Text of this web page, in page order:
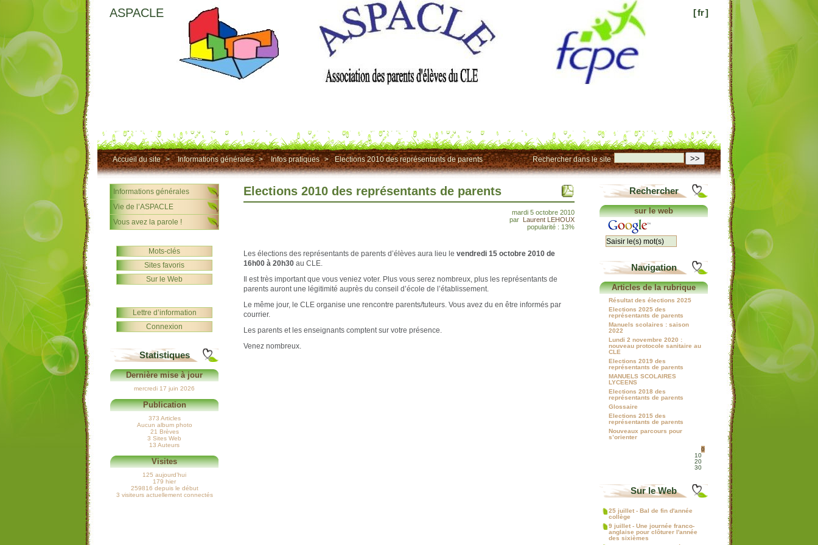
[fr]
ASPACLE
>>
Rechercher dans le site
Accueil du site > Informations générales > Infos pratiques > Elections 2010 des représentants de parents
Elections 2010 des représentants de parents
mardi 5 octobre 2010
par Laurent LEHOUX
popularité : 13%
Les élections des représentants de parents d’élèves aura lieu le vendredi 15 octobre 2010 de
16h00 à 20h30 au CLE.
Il est très important que vous veniez voter. Plus vous serez nombreux, plus les représentants de
parents auront une légitimité auprès du conseil d’école de l’établissement.
Le même jour, le CLE organise une rencontre parents/tuteurs. Vous avez du en être informés par
courrier.
Les parents et les enseignants comptent sur votre présence.
Venez nombreux.
Informations générales
Vie de l’ASPACLE
Vous avez la parole !
Mots-clés
Sites favoris
Sur le Web
Lettre d’information
Connexion
Statistiques
Dernière mise à jour
mercredi 17 juin 2026
Publication
373 Articles
Aucun album photo
21 Brèves
3 Sites Web
13 Auteurs
Visites
125 aujourd’hui
179 hier
259816 depuis le début
3 visiteurs actuellement connectés
Rechercher
sur le web
Navigation
Articles de la rubrique
Résultat des élections 2025
Elections 2025 des
représentants de parents
Manuels scolaires : saison
2022
Lundi 2 novembre 2020 :
nouveau protocole sanitaire au
CLE
Elections 2019 des
représentants de parents
MANUELS SCOLAIRES
LYCEENS
Elections 2018 des
représentants de parents
Glossaire
Elections 2015 des
représentants de parents
Nouveaux parcours pour
s’orienter
0
10
20
30
Sur le Web
25 juillet - Bal de fin d'année
collège
9 juillet - Une journée franco-
anglaise pour clôturer l'année
des sixièmes